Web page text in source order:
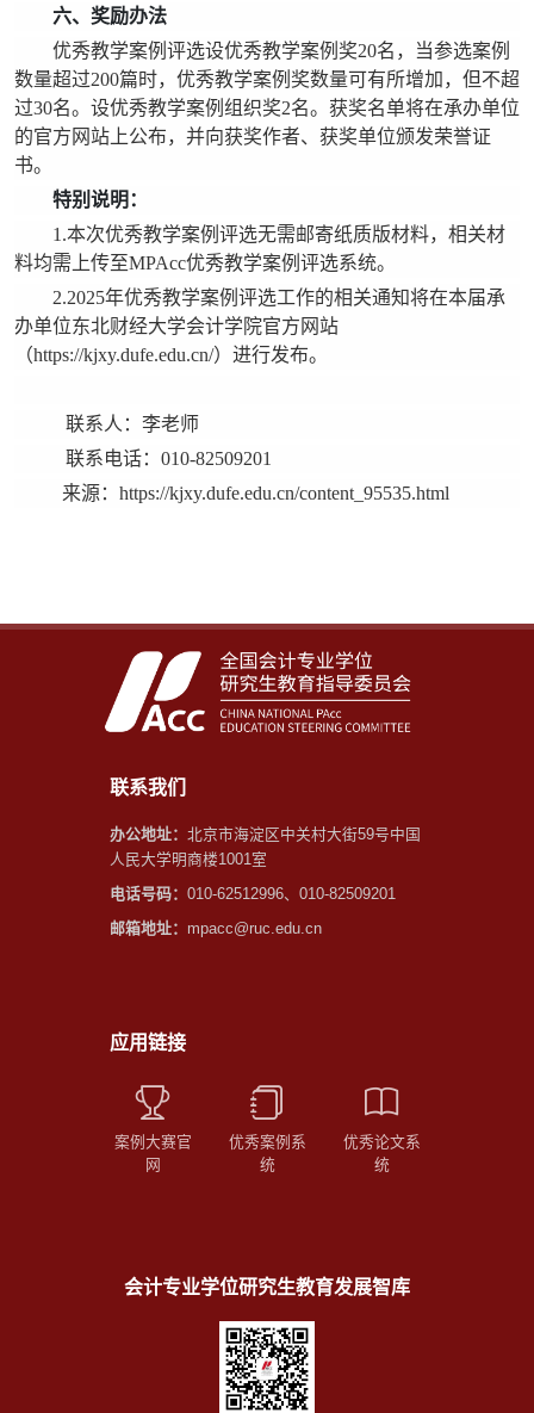
六、奖励办法
优秀教学案例评选设优秀教学案例奖20名，当参选案例
数量超过200篇时，优秀教学案例奖数量可有所增加，但不超
过30名。设优秀教学案例组织奖2名。获奖名单将在承办单位
的官方网站上公布，并向获奖作者、获奖单位颁发荣誉证
书。
特别说明：
1.本次优秀教学案例评选无需邮寄纸质版材料，相关材
料均需上传至MPAcc优秀教学案例评选系统。
2.2025年优秀教学案例评选工作的相关通知将在本届承
办单位东北财经大学会计学院官方网站
（https://kjxy.dufe.edu.cn/）进行发布。
联系人：李老师
联系电话：010-82509201
来源：https://kjxy.dufe.edu.cn/content_95535.html
联系我们
办公地址： 北京市海淀区中关村大街59号中国
人民大学明商楼1001室
电话号码： 010-62512996、010-82509201
邮箱地址： mpacc@ruc.edu.cn
应用链接
案例大赛官
网
优秀案例系
统
优秀论文系
统
会计专业学位研究生教育发展智库